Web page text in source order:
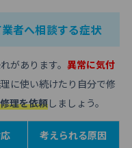
者へ相談する症状
があります。 異常に気付
に使い続けたり自分で修
理を依頼しましょう。
考えられる原因